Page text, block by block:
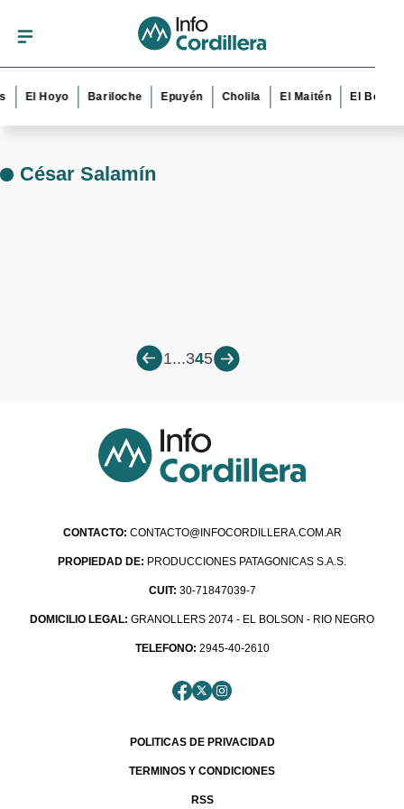
El Hoyo Bariloche Epuyén Cholila El Maitén El Bolsón
César Salamín
1...345
CONTACTO: CONTACTO@INFOCORDILLERA.COM.AR
PROPIEDAD DE: PRODUCCIONES PATAGONICAS S.A.S.
CUIT: 30-71847039-7
DOMICILIO LEGAL: GRANOLLERS 2074 - EL BOLSON - RIO NEGRO
TELEFONO: 2945-40-2610
POLITICAS DE PRIVACIDAD
TERMINOS Y CONDICIONES
RSS